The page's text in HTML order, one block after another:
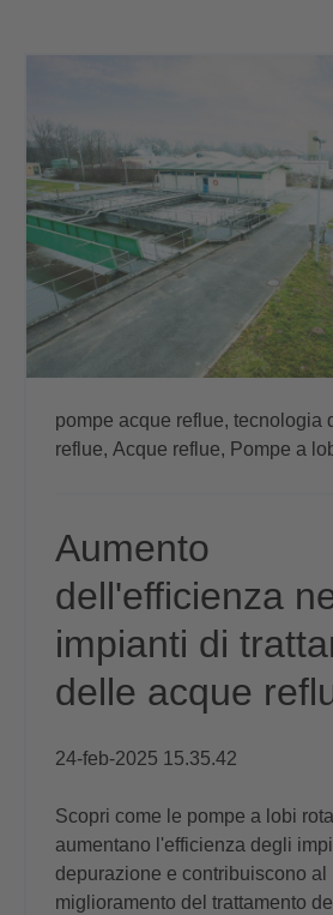
pompe acque reflue, tecnologia
reflue, Acque reflue, Pompe a
Aumento
dell'efficienza
impianti di
delle acque
24-feb-2025 15.35.42
Scopri come le pompe a lobi
aumentano l'efficienza degli
depurazione e contribuiscono al
miglioramento del trattamento